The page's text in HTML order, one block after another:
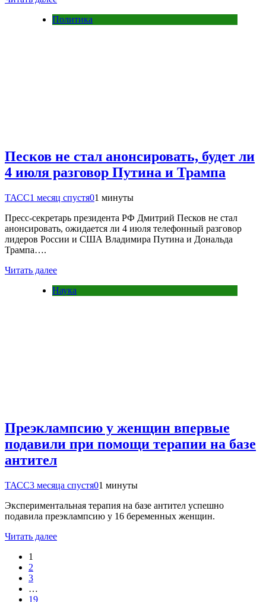
Политика
Песков не стал анонсировать, будет ли
4 июля разговор Путина и Трампа
ТАСС1 месяц спустя01 минуты
Пресс-секретарь президента РФ Дмитрий Песков не стал
анонсировать, ожидается ли 4 июля телефонный разговор
лидеров России и США Владимира Путина и Дональда
Трампа….
Читать далее
Наука
Преэклампсию у женщин впервые
подавили при помощи терапии на базе
антител
ТАСС3 месяца спустя01 минуты
Экспериментальная терапия на базе антител успешно
подавила преэклампсию у 16 беременных женщин.
Читать далее
1
2
3
…
19